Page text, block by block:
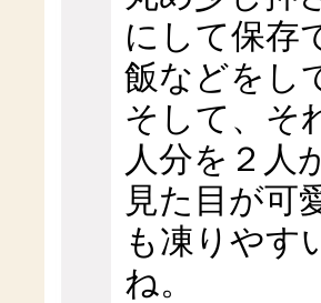
にして保存
飯などをし
そして、そ
人分を２人
見た目が可
も凍りやす
ね。